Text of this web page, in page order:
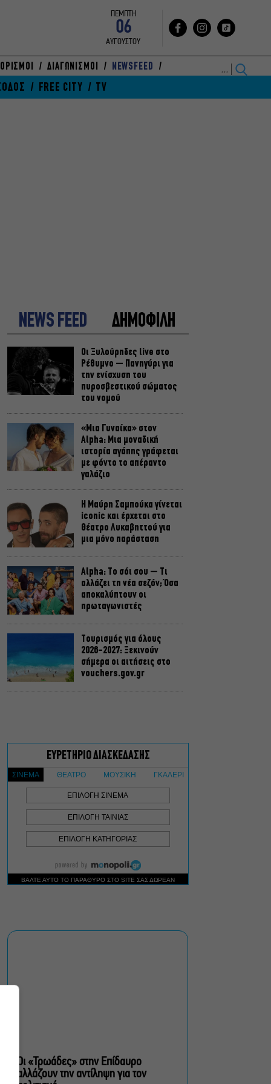
ΠΕΜΠΤΗ
06
ΑΥΓΟΥΣΤΟΥ
ΔΙΑΓΩΝΙΣΜΟΙ NEWSFEED
FREE CITY TV
NEWS FEED ΔΗΜΟΦΙΛΗ
Οι Ξυλούρηδες live στο
Ρέθυμνο – Πανηγύρι για
την ενίσχυση του
πυροσβεστικού σώματος
του νομού
«Μια Γυναίκα» στον
Alpha: Μια μοναδική
ιστορία αγάπης γράφεται
με φόντο το απέραντο
γαλάζιο
Η Μαύρη Σαμπούκα γίνεται
iconic και έρχεται στο
Θέατρο Λυκαβηττού για
μια μόνο παράσταση
Alpha: Το σόι σου – Τι
αλλάζει τη νέα σεζόν; Όσα
αποκαλύπτουν οι
πρωταγωνιστές
Τουρισμός για όλους
2026-2027: Ξεκινούν
σήμερα οι αιτήσεις στο
vouchers.gov.gr
συγκλονιστικό timelapse
Ο Γιάννης Χαρούλης θα
δώσει μια τελευταία
καλοκαιρινή συναυλία στο
Θέατρο Γης
πολίτες β’ κατηγορίας,
σεζόν στο Θέατρο Τζένη
Καρέζη
Αττική, Στερεά Ελλάδα και
Οι «Τρωάδες» στην Επίδαυρο
αλλάζουν την αντίληψη για τον